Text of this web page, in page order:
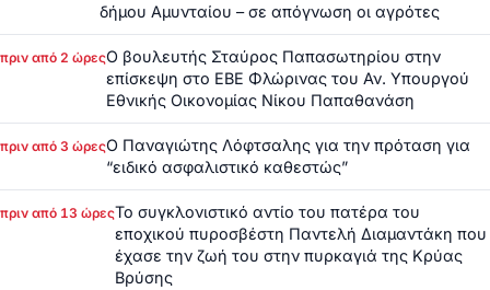
δήμου Αμυνταίου – σε απόγνωση οι αγρότες
πριν από 2 ώρεςΟ βουλευτής Σταύρος Παπασωτηρίου στην
επίσκεψη στο ΕΒΕ Φλώρινας του Αν. Υπουργού
Εθνικής Οικονομίας Νίκου Παπαθανάση
πριν από 3 ώρεςΟ Παναγιώτης Λόφτσαλης για την πρόταση για
“ειδικό ασφαλιστικό καθεστώς”
πριν από 13 ώρεςΤο συγκλονιστικό αντίο του πατέρα του
εποχικού πυροσβέστη Παντελή Διαμαντάκη που
έχασε την ζωή του στην πυρκαγιά της Κρύας
Βρύσης